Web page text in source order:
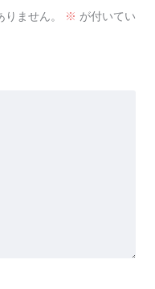
ません。 ※ が付いてい